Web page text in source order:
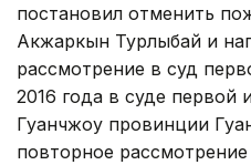
постановил отменить
Акжаркын Турлыбай и
рассмотрение в суд
2016 года в суде первой
Гуанчжоу провинции
повторное